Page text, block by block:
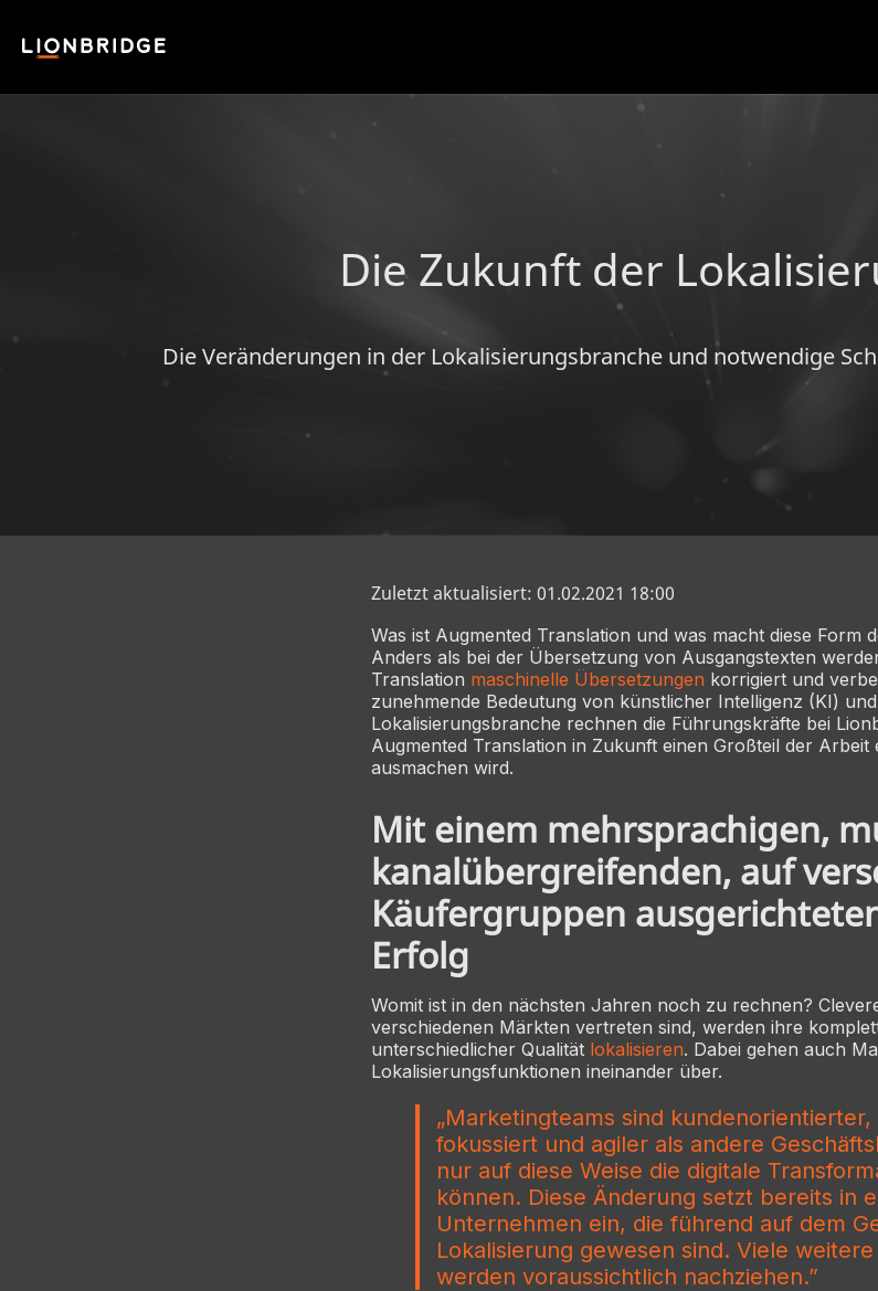
Die Zukunft der
Die Veränderungen in der Lokalisierungsbranche und notwendige
Zuletzt aktualisiert: 01.02.2021 18:00
Was ist Augmented Translation und was macht diese Form
Anders als bei der Übersetzung von Ausgangstexten
Translation maschinelle Übersetzungen korrigiert und
zunehmende Bedeutung von künstlicher Intelligenz (KI)
Lokalisierungsbranche rechnen die Führungskräfte bei
Augmented Translation in Zukunft einen Großteil der Arbeit
ausmachen wird.
Mit einem mehrsprachigen,
kanalübergreifenden, auf
Käufergruppen
Erfolg
Womit ist in den nächsten Jahren noch zu rechnen?
verschiedenen Märkten vertreten sind, werden ihre
unterschiedlicher Qualität lokalisieren. Dabei gehen auch
Lokalisierungsfunktionen ineinander über.
„Marketingteams sind
fokussiert und agiler als andere
nur auf diese Weise die digitale
können. Diese Änderung setzt bereits in
Unternehmen ein, die führend auf dem
Lokalisierung gewesen sind. Viele
werden voraussichtlich nachziehen.”